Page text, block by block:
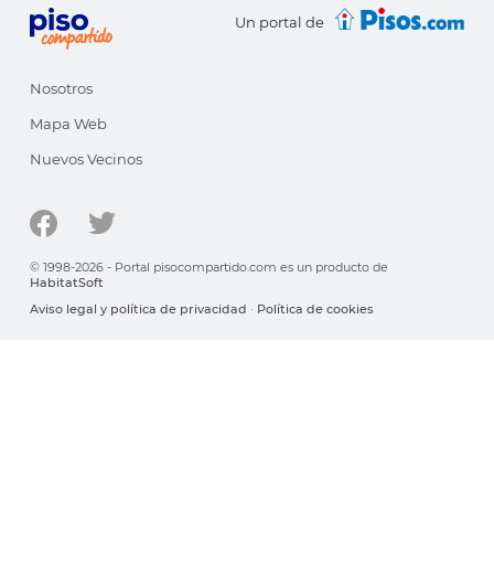
Un portal de
Nosotros
Mapa Web
Nuevos Vecinos
© 1998-2026 - Portal pisocompartido.com es un producto de
HabitatSoft
Aviso legal y política de privacidad · Política de cookies